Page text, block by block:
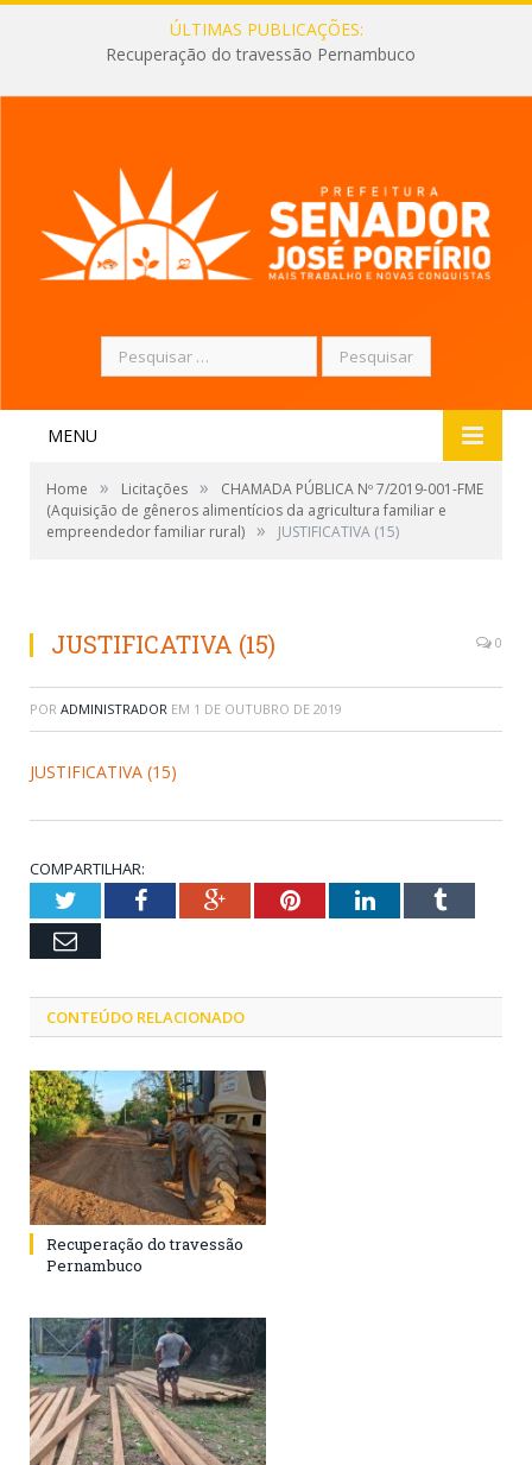
ÚLTIMAS PUBLICAÇÕES:
Recuperação do travessão Pernambuco
Pesquisar
por:
MENU
Home » Licitações »
CHAMADA PÚBLICA Nº 7/2019-001-FME
(Aquisição de gêneros alimentícios da agricultura familiar e
empreendedor familiar rural) » JUSTIFICATIVA (15)
JUSTIFICATIVA (15) 0
POR ADMINISTRADOR EM 1 DE OUTUBRO DE 2019
JUSTIFICATIVA (15)
COMPARTILHAR:
TwitterFacebookGoogle+PinterestLinkedInTumblr
Email
CONTEÚDO RELACIONADO
Recuperação do travessão
Pernambuco